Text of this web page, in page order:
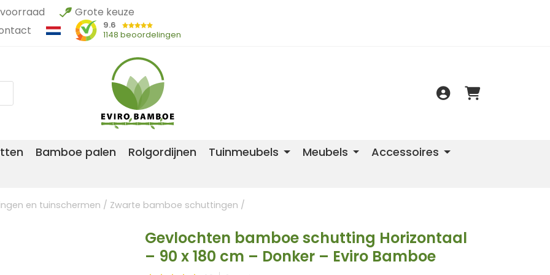
Grote keuze
9.6
1148 beoordelingen
Bamboe palen Rolgordijnen Tuinmeubels Meubels Accessoires
en tuinschermen / Zwarte bamboe schuttingen /
Gevlochten bamboe schutting Horizontaal
– 90 x 180 cm – Donker – Eviro Bamboe